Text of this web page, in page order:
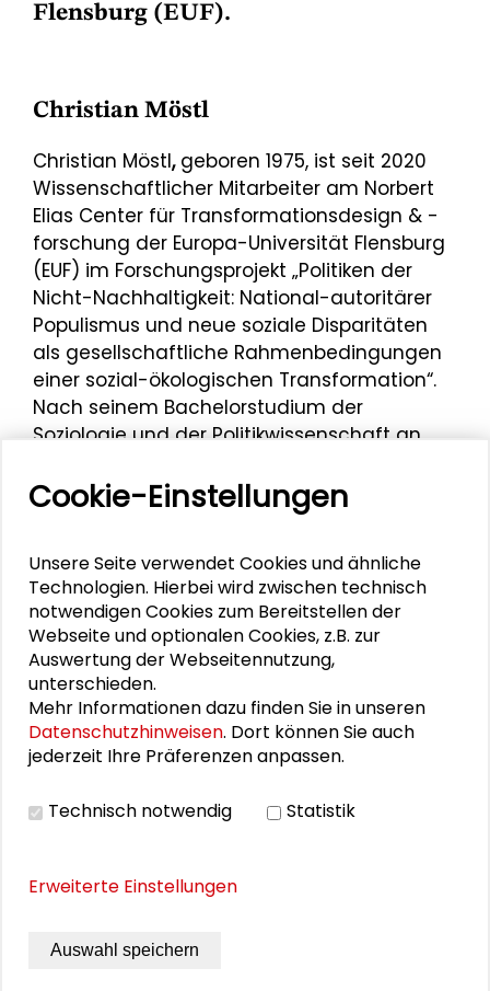
Flensburg (EUF).
Christian Möstl
Christian Möstl,geboren 1975, ist seit 2020
Wissenschaftlicher Mitarbeiter am Norbert
Elias Center für Transformationsdesign & -
forschung der Europa-Universität Flensburg
(EUF) im Forschungsprojekt „Politiken der
Nicht-Nachhaltigkeit: National-autoritärer
Populismus und neue soziale Disparitäten
als gesellschaftliche Rahmenbedingungen
einer sozial-ökologischen Transformation“.
Nach seinem Bachelorstudium der
Soziologie und der Politikwissenschaft an
2017 bis 2020 an der EUF den
Masterstudiengang Transformationsstudien.
Christian Möstl war Impulsgeber beim
achtenGroßen Konvent der Schader-
Stiftung „Das Erleben der Anderen“am 6.
November 2020 im Schader-Forum.
Personen im Kontext
Gisela Kubon-Gilke
Martina Thiele
Cookie-Einstellungen
Unsere Seite verwendet Cookies und ähnliche
Technologien. Hierbei wird zwischen technisch
notwendigen Cookies zum Bereitstellen der
Webseite und optionalen Cookies, z.B. zur
Auswertung der Webseitennutzung,
unterschieden.
Mehr Informationen dazu finden Sie in unseren
Datenschutzhinweisen. Dort können Sie auch
jederzeit Ihre Präferenzen anpassen.
Technisch notwendig Statistik
Erweiterte Einstellungen
Auswahl speichern